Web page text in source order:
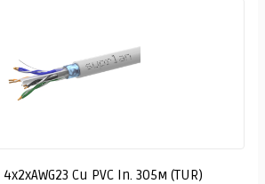
Cu PVC In. 305м (TUR)